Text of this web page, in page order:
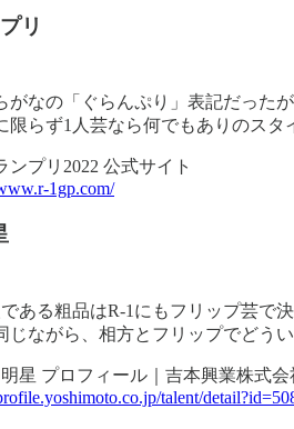
リ
がなの「ぐらんぷり」表記だった
限らず1人芸なら何でもありのスタ
ンプリ2022 公式サイト
1gp.com/
ある粗品はR-1にもフリップ芸で
じながら、相方とフリップでどう
星 プロフィール｜吉本興業株式会
talent/